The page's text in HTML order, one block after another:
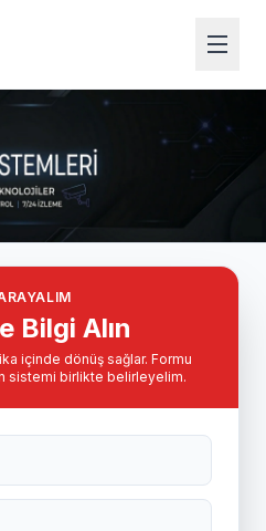
Bilgi Alın
içinde dönüş sağlar. Formu
sistemi birlikte belirleyelim.